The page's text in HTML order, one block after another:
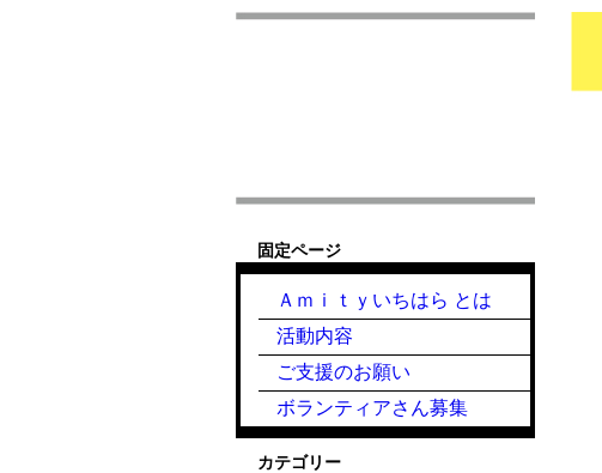
固定ページ
Ａｍｉｔｙいちはら とは
活動内容
ご支援のお願い
ボランティアさん募集
カテゴリー